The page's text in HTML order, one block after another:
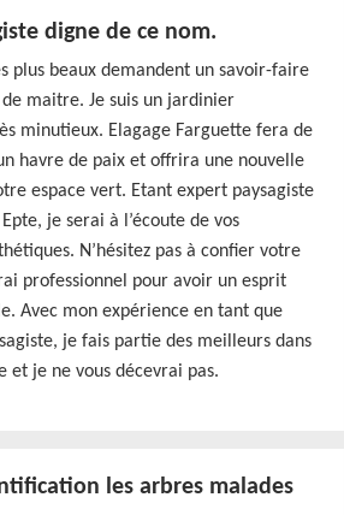
digne de ce nom.
plus beaux demandent un savoir-faire
maitre. Je suis un jardinier
minutieux. Elagage Farguette fera de
havre de paix et offrira une nouvelle
espace vert. Etant expert paysagiste
je serai à l’écoute de vos
N’hésitez pas à confier votre
professionnel pour avoir un esprit
Avec mon expérience en tant que
je fais partie des meilleurs dans
et je ne vous décevrai pas.
les arbres malades